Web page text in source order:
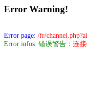
Error Warning!
Error page: /fr/
Error infos: 错误警告： 连